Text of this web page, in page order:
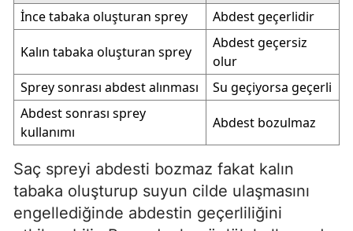
İnce tabaka oluşturan sprey
Abdest geçerlidir
Kalın tabaka oluşturan sprey
Abdest geçersiz
olur
Sprey sonrası abdest alınması
Su geçiyorsa geçerli
Abdest sonrası sprey
kullanımı
Abdest bozulmaz
Saç spreyi abdesti bozmaz fakat kalın
tabaka oluşturup suyun cilde ulaşmasını
engellediğinde abdestin geçerliliğini